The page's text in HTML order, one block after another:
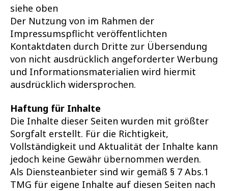
siehe oben
Der Nutzung von im Rahmen der
Impressumspflicht veröffentlichten
Kontaktdaten durch Dritte zur Übersendung
von nicht ausdrücklich angeforderter Werbung
und Informationsmaterialien wird hiermit
ausdrücklich widersprochen.
Haftung für Inhalte
Die Inhalte dieser Seiten wurden mit größter
Sorgfalt erstellt. Für die Richtigkeit,
Vollständigkeit und Aktualität der Inhalte kann
jedoch keine Gewähr übernommen werden.
Als Diensteanbieter sind wir gemäß § 7 Abs.1
TMG für eigene Inhalte auf diesen Seiten nach